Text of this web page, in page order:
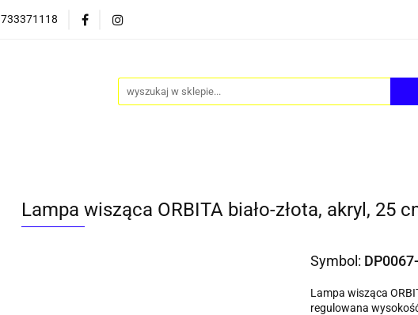
733371118
LAMPY AKCESORIA
Lampa wisząca ORBITA biało-złota, akryl, 25
Symbol:
Lampa wisząca
regulowana